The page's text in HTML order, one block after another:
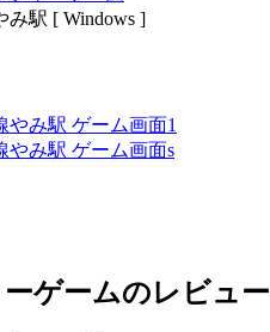
み駅 [ Windows ]
ゲームのレビュー